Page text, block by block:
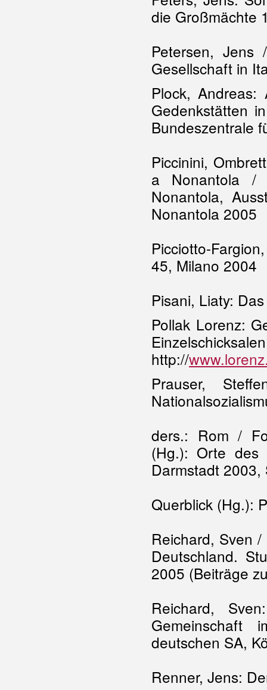
die Großmächte
Petersen, Jens
Gesellschaft in
Plock,
Gedenkstätten
Bundeszentrale
Piccinini,
a Nonantola /
Nonantola,
Nonantola 2005
Picciotto-
45, Milano 2004
Pisani, Liaty:
Pollak Lorenz:
http://
Prauser,
ders.: Rom /
(Hg.): Orte des
Darmstadt
Querblick (Hg.):
Reichard, Sven
Deutschland.
2005 (Beiträge
Reichard,
Gemeinschaft
deutschen SA,
Renner, Jens: